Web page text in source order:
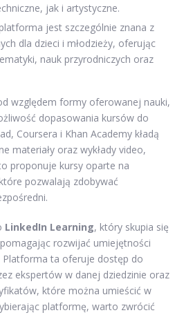
jak i artystyczne.
jest szczególnie znana z
dla dzieci i młodzieży, oferując
nauk przyrodniczych oraz
względem formy oferowanej nauki,
dopasowania kursów do
Coursera i Khan Academy kładą
materiały oraz wykłady video,
proponuje kursy oparte na
pozwalają zdobywać
LinkedIn Learning, który skupia się
rozwijać umiejętności
Platforma ta oferuje dostęp do
ekspertów w danej dziedzinie oraz
które można umieścić w
platformę, warto zwrócić